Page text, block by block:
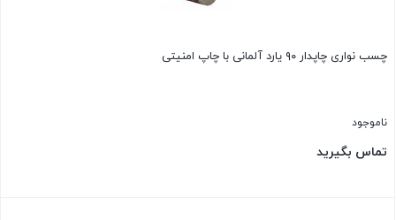
چسب نواری چاپدار ۹۰ یارد آلمانی با چاپ امنیتی
ناموجود
تماس بگیرید